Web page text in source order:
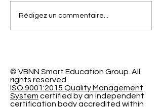
Séparer la Précision
de l'Erreur de
Rédigez un commentaire...
© VBNN Smart Education Group. All
rights reserved.
ISO 9001:2015 Quality Management
System certified by an independent
certification body accredited within